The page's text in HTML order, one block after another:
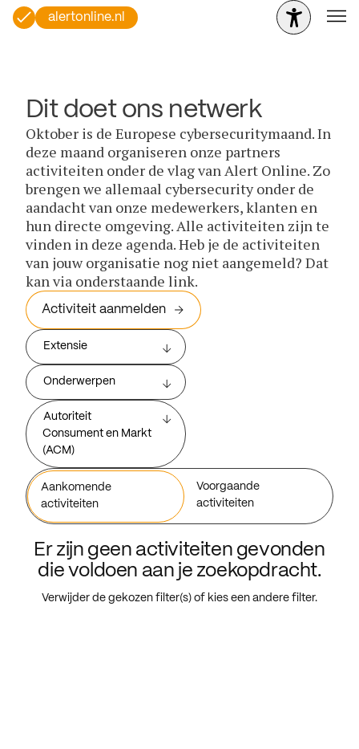
alertonline.nl
Dit doet ons netwerk
Oktober is de Europese cybersecuritymaand. In
deze maand organiseren onze partners
activiteiten onder de vlag van Alert Online. Zo
brengen we allemaal cybersecurity onder de
aandacht van onze medewerkers, klanten en
hun directe omgeving. Alle activiteiten zijn te
vinden in deze agenda. Heb je de activiteiten
van jouw organisatie nog niet aangemeld? Dat
kan via onderstaande link.
Activiteit aanmelden
Extensie
Onderwerpen
Autoriteit
Consument en Markt
(ACM)
Aankomende
activiteiten
Voorgaande
activiteiten
Er zijn geen activiteiten gevonden
die voldoen aan je zoekopdracht.
Verwijder de gekozen filter(s) of kies een andere filter.